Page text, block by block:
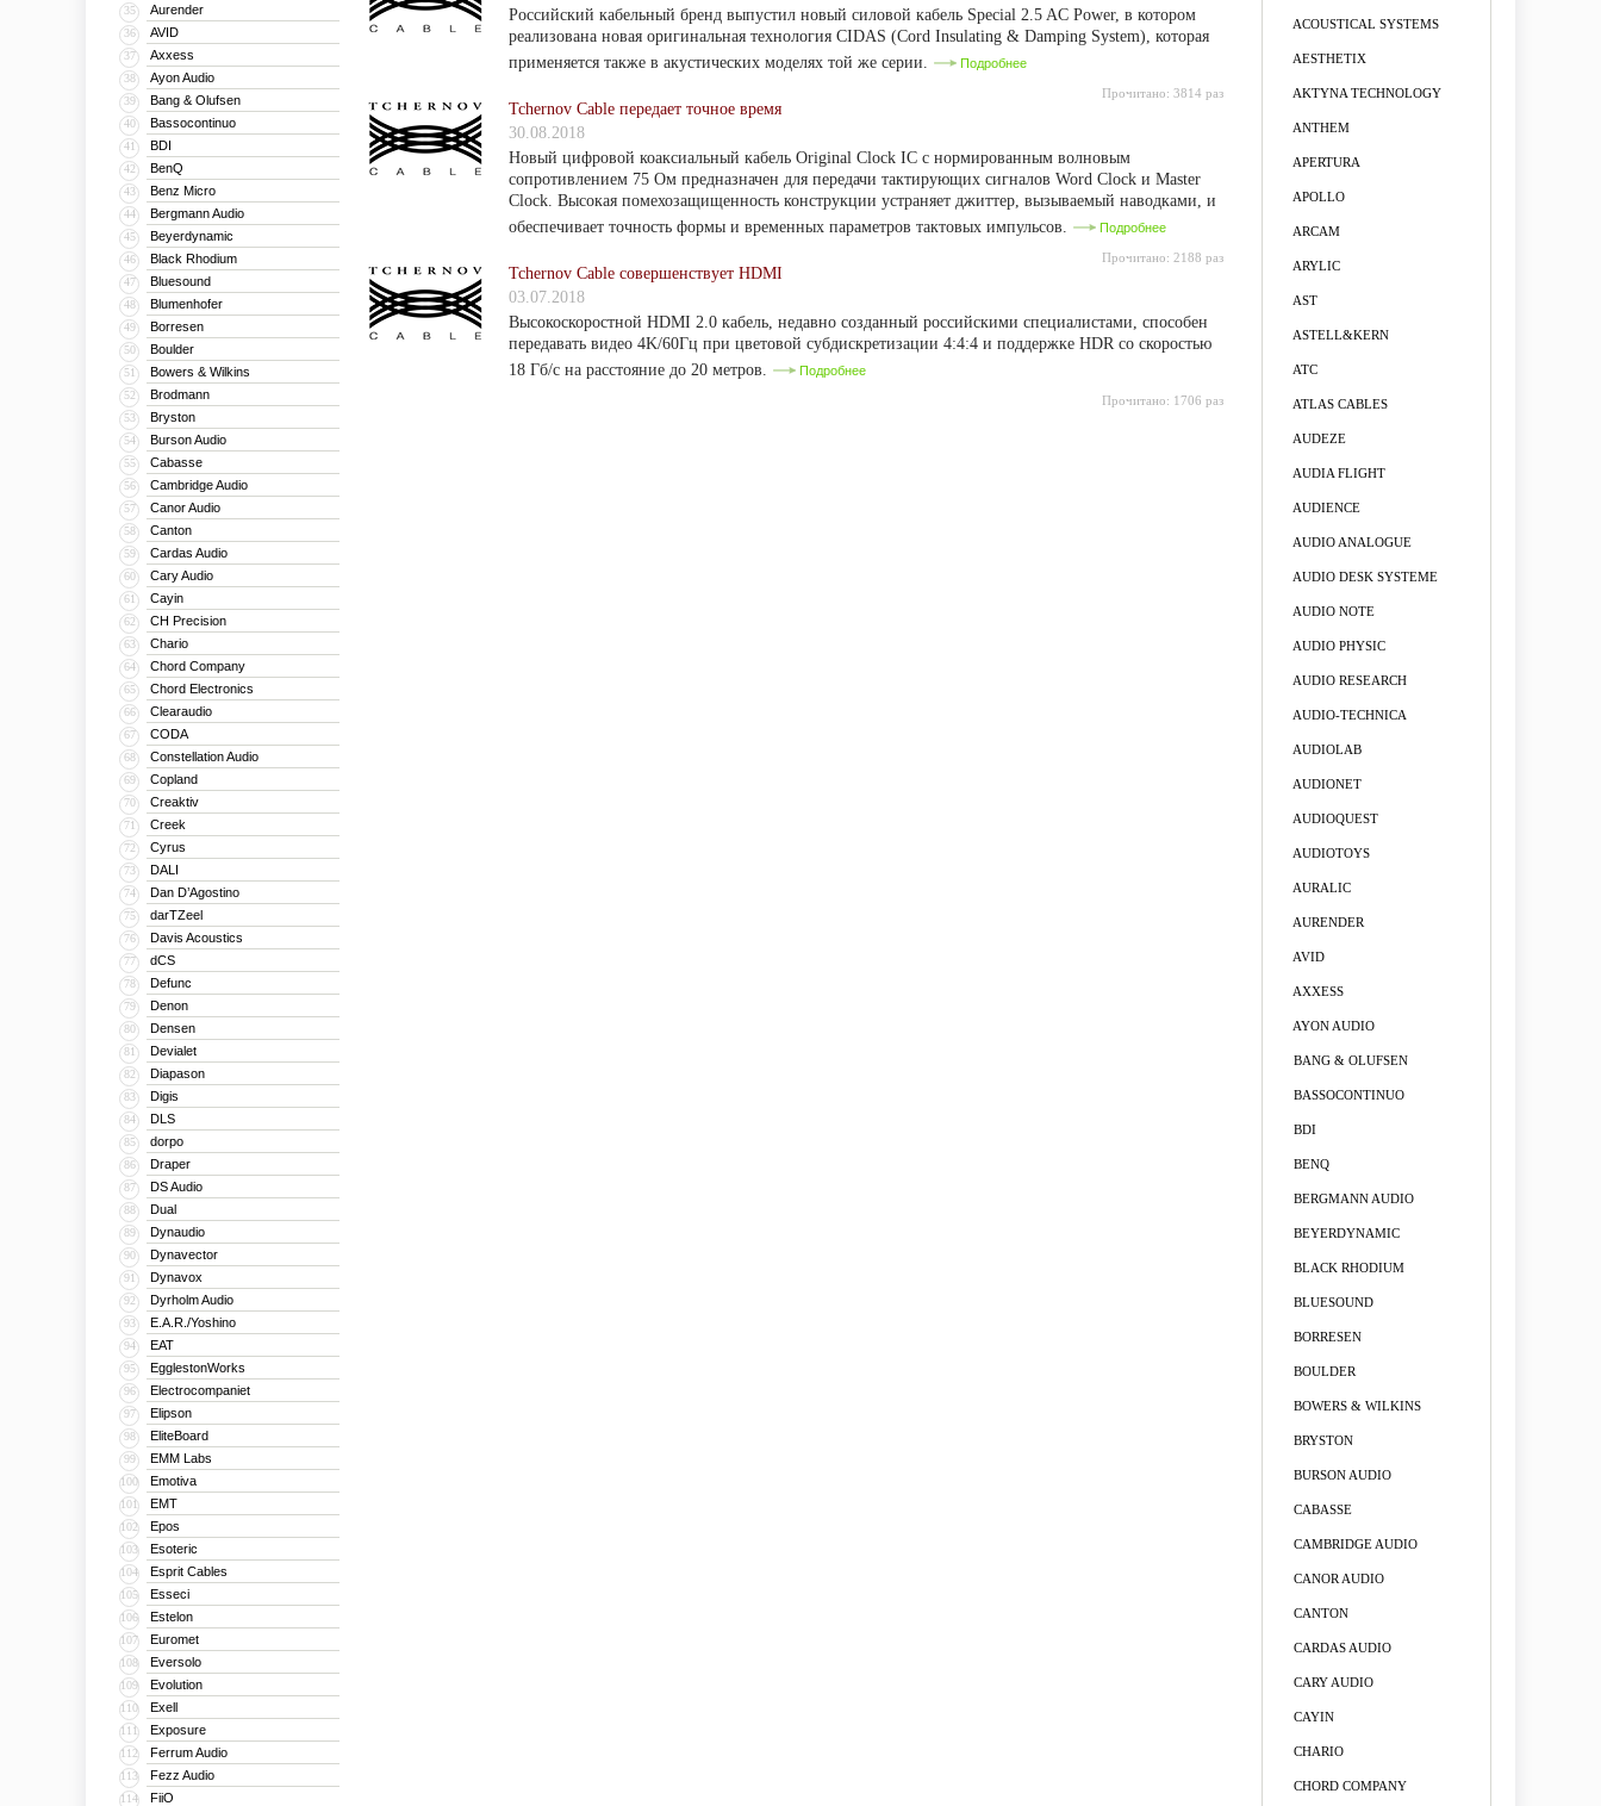
35 Aurender
36 AVID
37 Axxess
38 Ayon Audio
39 Bang & Olufsen
40 Bassocontinuo
41 BDI
42 BenQ
43 Benz Micro
44 Bergmann Audio
45 Beyerdynamic
46 Black Rhodium
47 Bluesound
48 Blumenhofer
49 Borresen
50 Boulder
51 Bowers & Wilkins
52 Brodmann
53 Bryston
54 Burson Audio
55 Cabasse
56 Cambridge Audio
57 Canor Audio
58 Canton
59 Cardas Audio
60 Cary Audio
61 Cayin
62 CH Precision
63 Chario
64 Chord Company
65 Chord Electronics
66 Clearaudio
67 CODA
68 Constellation Audio
69 Copland
70 Creaktiv
71 Creek
72 Cyrus
73 DALI
74 Dan D’Agostino
75 darTZeel
76 Davis Acoustics
77 dCS
78 Defunc
79 Denon
80 Densen
81 Devialet
82 Diapason
83 Digis
84 DLS
85 dorpo
86 Draper
87 DS Audio
88 Dual
89 Dynaudio
90 Dynavector
91 Dynavox
92 Dyrholm Audio
93 E.A.R./Yoshino
94 EAT
95 EgglestonWorks
96 Electrocompaniet
97 Elipson
98 EliteBoard
99 EMM Labs
100 Emotiva
101 EMT
102 Epos
103 Esoteric
104 Esprit Cables
105 Esseci
106 Estelon
107 Euromet
108 Eversolo
109 Evolution
110 Exell
111 Exposure
112 Ferrum Audio
113 Fezz Audio
114 FiiO
ACOUSTICAL SYSTEMS
AESTHETIX
AKTYNA TECHNOLOGY
ANTHEM
APERTURA
APOLLO
ARCAM
ARYLIC
AST
ASTELL&KERN
ATC
ATLAS CABLES
AUDEZE
AUDIA FLIGHT
AUDIENCE
AUDIO ANALOGUE
AUDIO DESK SYSTEME
AUDIO NOTE
AUDIO PHYSIC
AUDIO RESEARCH
AUDIO-TECHNICA
AUDIOLAB
AUDIONET
AUDIOQUEST
AUDIOTOYS
AURALIC
AURENDER
AVID
AXXESS
AYON AUDIO
BANG & OLUFSEN
BASSOCONTINUO
BDI
BENQ
BERGMANN AUDIO
BEYERDYNAMIC
BLACK RHODIUM
BLUESOUND
BORRESEN
BOULDER
BOWERS & WILKINS
BRYSTON
BURSON AUDIO
CABASSE
CAMBRIDGE AUDIO
CANOR AUDIO
CANTON
CARDAS AUDIO
CARY AUDIO
CAYIN
CHARIO
CHORD COMPANY
Российский кабельный бренд выпустил новый силовой кабель Special 2.5 AC Power, в котором
реализована новая оригинальная технология CIDAS (Cord Insulating & Damping System), которая
применяется также в акустических моделях той же серии.
Подробнее
Прочитано: 3814 раз
Tchernov Cable передает точное время
30.08.2018
Новый цифровой коаксиальный кабель Original Clock IC с нормированным волновым
сопротивлением 75 Ом предназначен для передачи тактирующих сигналов Word Clock и Master
Clock. Высокая помехозащищенность конструкции устраняет джиттер, вызываемый наводками, и
обеспечивает точность формы и временных параметров тактовых импульсов.
Подробнее
Прочитано: 2188 раз
Tchernov Cable совершенствует HDMI
03.07.2018
Высокоскоростной HDMI 2.0 кабель, недавно созданный российскими специалистами, способен
передавать видео 4K/60Гц при цветовой субдискретизации 4:4:4 и поддержке HDR со скоростью
18 Гб/с на расстояние до 20 метров.
Подробнее
Прочитано: 1706 раз